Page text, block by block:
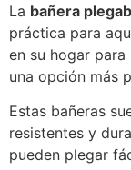
La bañera
práctica para
en su hogar
una opción más
Estas bañeras
resistentes y
pueden plegar